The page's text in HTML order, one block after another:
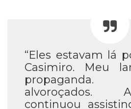
“Eles estavam lá
Casimiro. Meu
propaganda.
continuou